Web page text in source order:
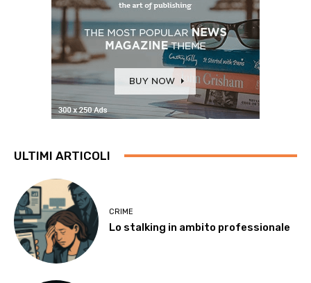
ULTIMI ARTICOLI
CRIME
Lo stalking in ambito professionale